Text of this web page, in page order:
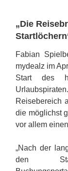
„Die
Fabian
mydealz im
Start des
Reisebereich
die möglichst
vor allem
„Nach der
den